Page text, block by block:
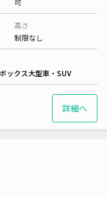
可
高さ
制限なし
ックス大型車・SUV
詳細へ